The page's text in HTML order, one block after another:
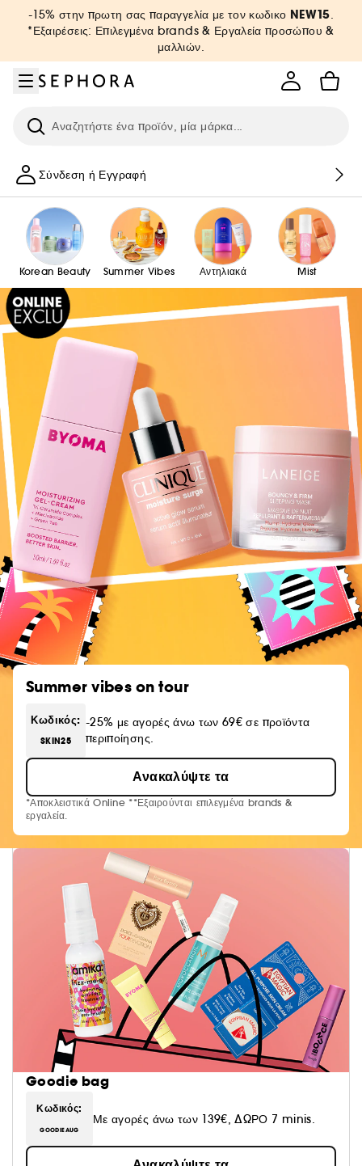
Μετάβαση στο μενού
Μετάβαση στο κύριο περιεχόμενο
Μετάβαση στο υποσέλιδο
-15% στην πρωτη σας παραγγελία με τον κωδικο NEW15.
*Εξαιρέσεις: Επιλεγμένα brands & Εργαλεία προσώπου &
μαλλιών.
Ερευνήστε
Σύνδεση ή Εγγραφή
Korean Beauty Summer Vibes Αντηλιακά Mist
Summer vibes on tour
Κωδικός:
SKIN25
-25% με αγορές άνω των 69€ σε προϊόντα
περιποίησης.
Ανακαλύψτε τα
*Αποκλειστικά Online **Εξαιρούνται επιλεγμένα brands &
εργαλεία.
Goodie bag
Κωδικός:
GOODIEAUG
Με αγορές άνω των 139€, ΔΩΡΟ 7 minis.